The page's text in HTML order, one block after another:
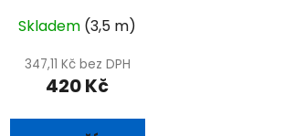
Skladem (3,5 m)
347,11 Kč bez DPH
420 Kč